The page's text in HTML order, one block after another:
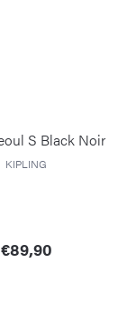
S Black Noir
KIPLING
€89,90